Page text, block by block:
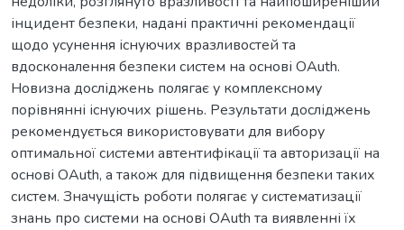
інцидент безпеки, надані практичні рекомендації
щодо усунення існуючих вразливостей та
вдосконалення безпеки систем на основі OAuth.
Новизна досліджень полягає у комплексному
порівнянні існуючих рішень. Результати досліджень
рекомендується використовувати для вибору
оптимальної системи автентифікації та авторизації на
основі OAuth, а також для підвищення безпеки таких
систем. Значущість роботи полягає у систематизації
знань про системи на основі OAuth та виявленні їх